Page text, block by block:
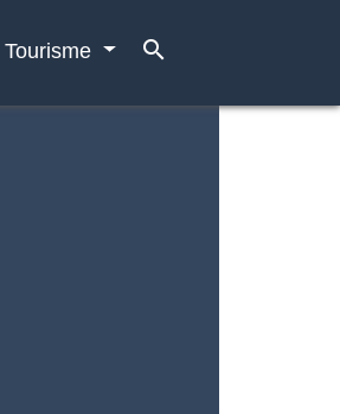
Tourisme search